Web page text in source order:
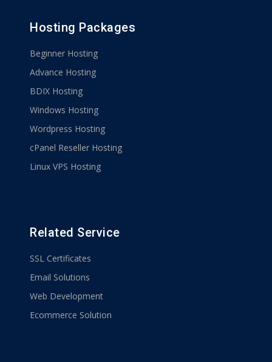
Hosting Packages
Beginner Hosting
Advance Hosting
BDIX Hosting
Windows Hosting
Wordpress Hosting
cPanel Reseller Hosting
Linux VPS Hosting
Related Service
SSL Certificates
Email Solutions
Web Development
Ecommerce Solution